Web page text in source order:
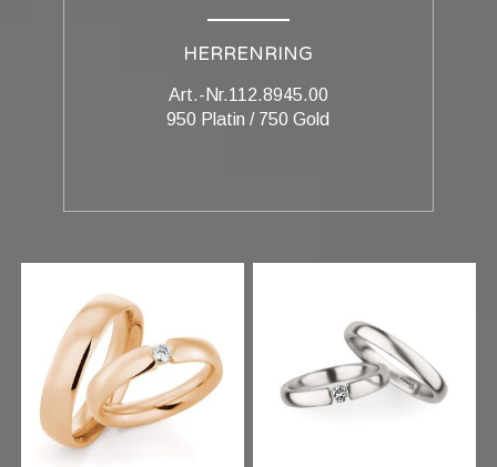
HERRENRING
Art.-Nr.112.8945.00
950 Platin / 750 Gold